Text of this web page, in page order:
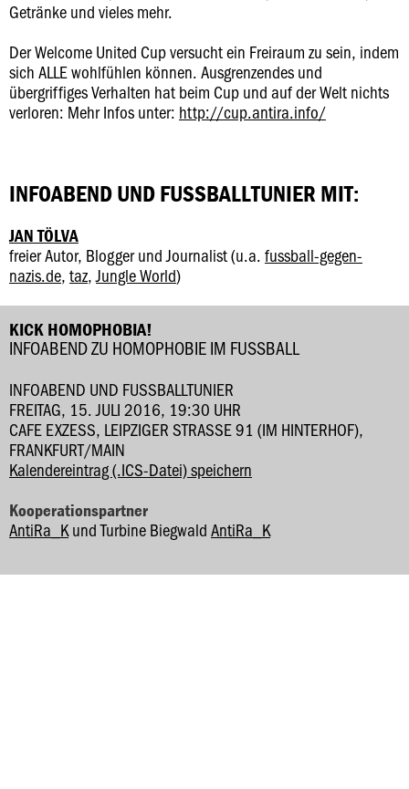
Getränke und vieles mehr.
Der Welcome United Cup versucht ein Freiraum zu sein, indem
sich ALLE wohlfühlen können. Ausgrenzendes und
übergriffiges Verhalten hat beim Cup und auf der Welt nichts
verloren: Mehr Infos unter: http://cup.antira.info/
INFOABEND UND FUSSBALLTUNIER MIT:
JAN TÖLVA
freier Autor, Blogger und Journalist (u.a. fussball-gegen-
nazis.de, taz,Jungle World)
KICK HOMOPHOBIA!
INFOABEND ZU HOMOPHOBIE IM FUSSBALL
INFOABEND UND FUSSBALLTUNIER
FREITAG, 15. JULI 2016, 19:30 UHR
CAFE EXZESS, LEIPZIGER STRASSE 91 (IM HINTERHOF), F
RANKFURT/MAIN
Kalendereintrag (.ICS-Datei) speichern
Kooperationspartner
AntiRa_Kund Turbine Biegwald AntiRa_K